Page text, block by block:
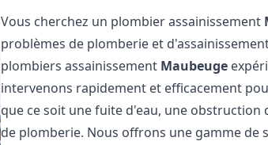
Vous cherchez un plombier assainissement
problèmes de plomberie et
plombiers assainissement Maubeuge
intervenons rapidement et efficacement
que ce soit une fuite d'eau, une
de plomberie. Nous offrons une gamme de